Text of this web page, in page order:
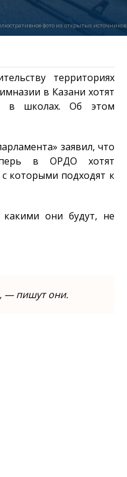
фото из открытых источников
территориях
в Казани хотят
в школах. Об этом
заявил, что
в ОРДО хотят
которыми подходят к
они будут, не
— пишут они.